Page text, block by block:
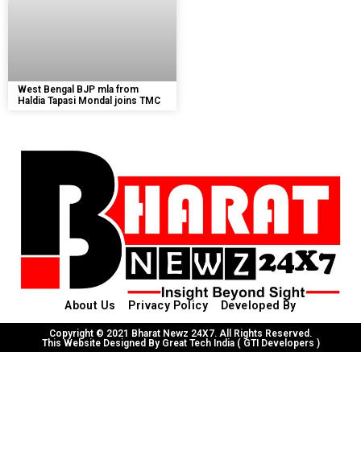
West Bengal BJP mla from
Haldia Tapasi Mondal joins TMC
About Us Privacy Policy Developed By
Copyright © 2021 Bharat Newz 24X7. All Rights Reserved.
This Website Designed By Great Tech India ( GTI Developers )